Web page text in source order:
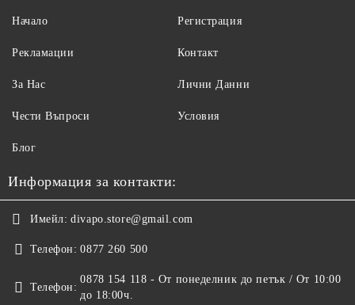
Начало
Рекламации
За Нас
Чести Въпроси
Регистрация
Контакт
Лични Данни
Условия
Блог
Информация за контакти:
Имейл: divapo.store@gmail.com
Телефон: 0877 260 500
Телефон:
0878 154 118 - От понеделник до петък / От 10:00
до 18:00ч.